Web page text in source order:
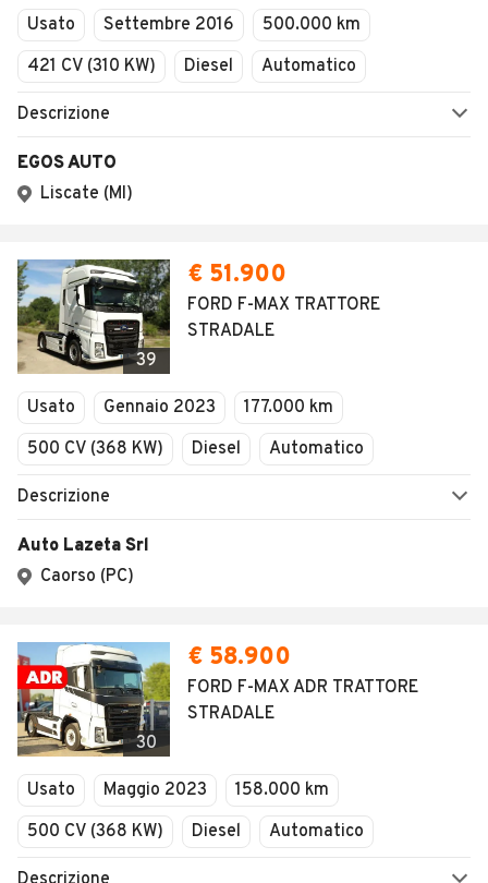
Usato Settembre 2016
500.000 km
421 CV (310 KW)
Diesel Automatico
Descrizione
EGOS AUTO
Liscate (MI)
39
€ 51.900
FORD F-MAX TRATTORE
STRADALE
Usato Gennaio 2023
177.000 km
500 CV (368 KW)
Diesel Automatico
Descrizione
Auto Lazeta Srl
Caorso (PC)
30
€ 58.900
FORD F-MAX ADR TRATTORE
STRADALE
Usato Maggio 2023
158.000 km
500 CV (368 KW)
Diesel Automatico